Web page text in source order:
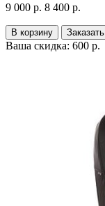
9 000 р. 8 400 р.
В корзину Заказать
Ваша скидка: 600 р.